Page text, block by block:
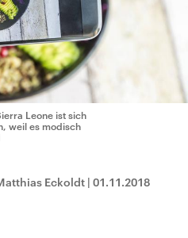
Leone ist sich
weil es modisch
Eckoldt | 01.11.2018